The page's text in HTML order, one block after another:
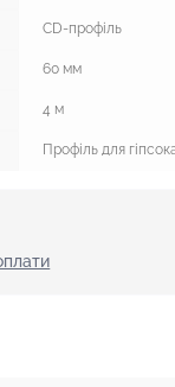
CD-профіль
60 мм
4 м
Профіль для